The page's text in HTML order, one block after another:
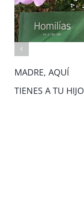
MADRE, AQUÍ
TIENES A TU HIJO